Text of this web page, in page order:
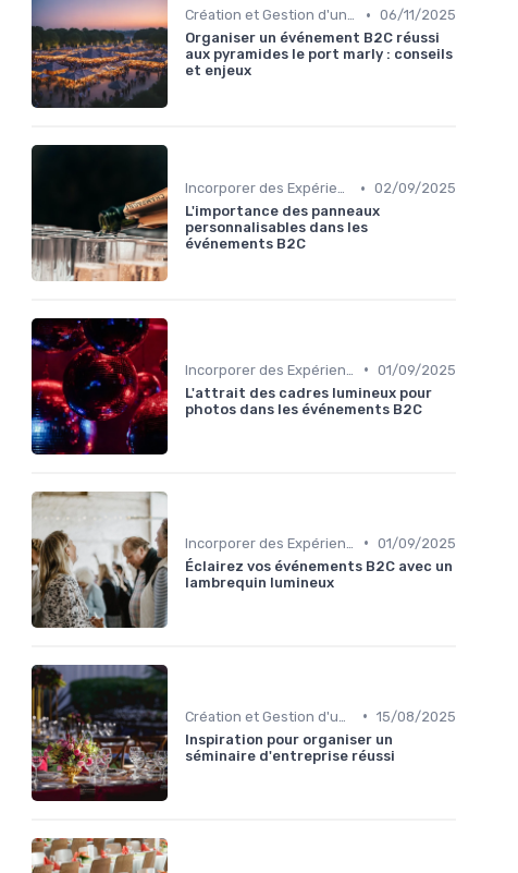
Création et Gestion d'un Événement B2C • 06/11/2025
Organiser un événement B2C réussi
aux pyramides le port marly : conseils
et enjeux
Incorporer des Expériences Innovantes • 02/09/2025
L'importance des panneaux
personnalisables dans les
événements B2C
• 01/09/2025
L'attrait des cadres lumineux pour
photos dans les événements B2C
• 01/09/2025
Éclairez vos événements B2C avec un
lambrequin lumineux
• 15/08/2025
Inspiration pour organiser un
séminaire d'entreprise réussi